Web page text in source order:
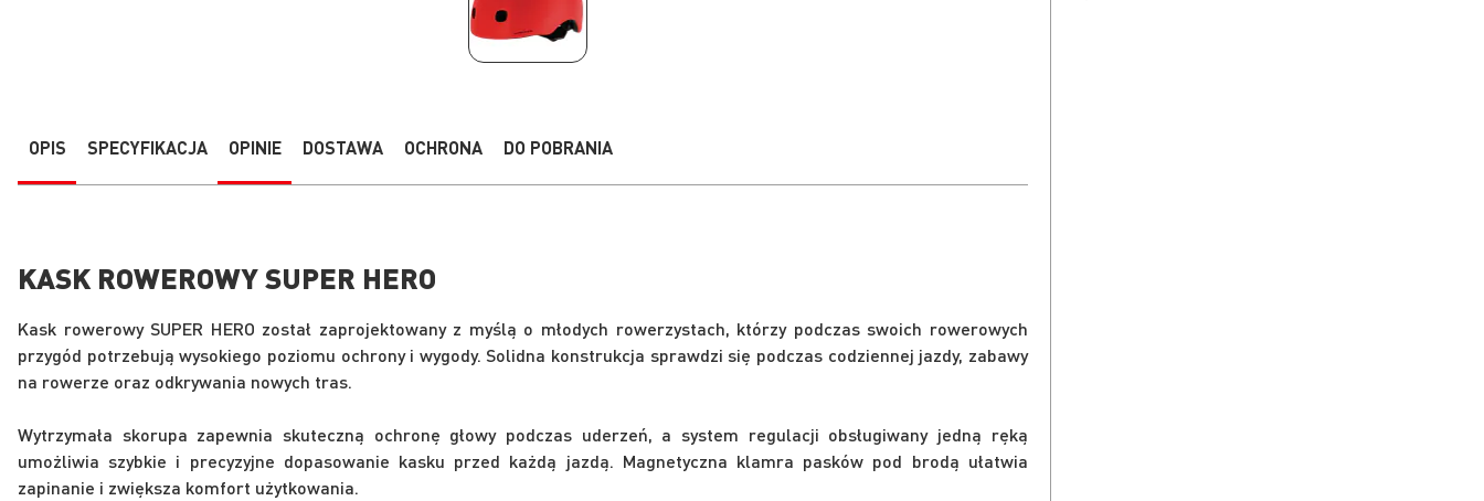
galerii
OPIS
KASK ROWEROWY SUPER HERO
Kask rowerowy SUPER HERO został zaprojektowany z myślą o młodych rowerzystach, którzy podczas swoich rowerowych
przygód potrzebują wysokiego poziomu ochrony i wygody. Solidna konstrukcja sprawdzi się podczas codziennej jazdy, zabawy
na rowerze oraz odkrywania nowych tras.
Wytrzymała skorupa zapewnia skuteczną ochronę głowy podczas uderzeń, a system regulacji obsługiwany jedną ręką
umożliwia szybkie i precyzyjne dopasowanie kasku przed każdą jazdą. Magnetyczna klamra pasków pod brodą ułatwia
zapinanie i zwiększa komfort użytkowania.
SPECYFIKACJA OPINIE DOSTAWA OCHRONA DO POBRANIA